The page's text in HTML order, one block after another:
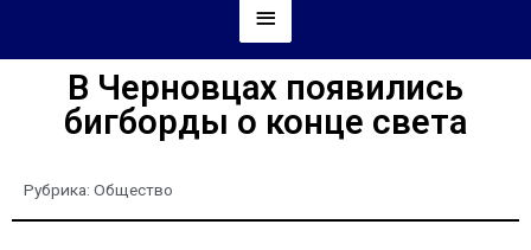
В Черновцах появились
бигборды о конце света
Рубрика: Общество